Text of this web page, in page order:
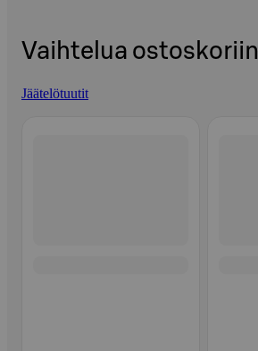
Vaihtelua ostoskoriin
Jäätelötuutit